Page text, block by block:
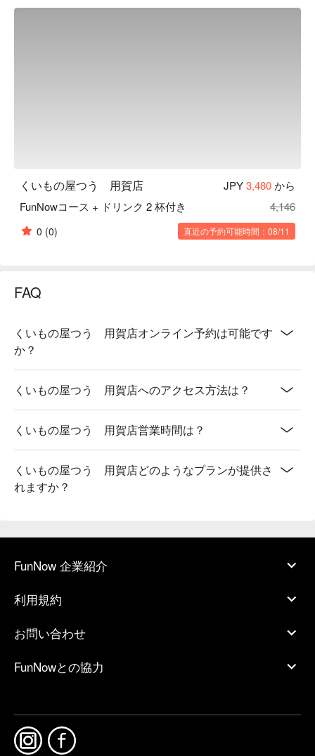
くいもの屋つう 用賀店 JPY3,480から
FunNowコース + ドリンク 2 杯付き
4,146
0 (0) 直近の予約可能時間：08/11
FAQ
くいもの屋つう 用賀店オンライン予約は可能です
か？
くいもの屋つう 用賀店へのアクセス方法は？
くいもの屋つう 用賀店営業時間は？
くいもの屋つう 用賀店どのようなプランが提供さ
れますか？
FunNow 企業紹介
利用規約
お問い合わせ
FunNowとの協力